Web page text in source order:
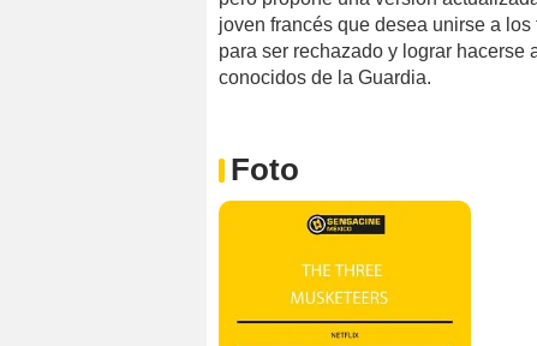
joven francés que desea unirse a
para ser rechazado y lograr hacerse
conocidos de la Guardia.
Foto